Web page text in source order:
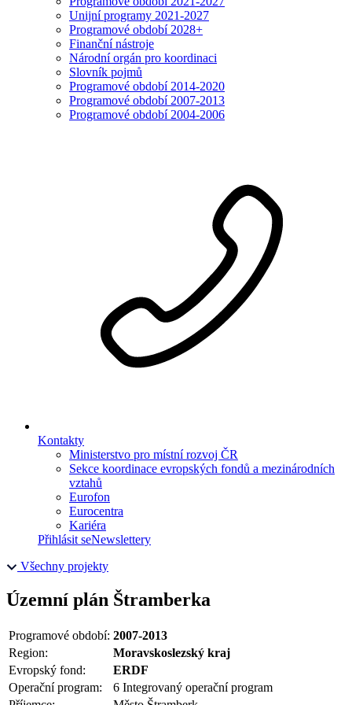
Unijní programy 2021-2027
Programové období 2028+
Finanční nástroje
Národní orgán pro koordinaci
Slovník pojmů
Programové období 2014-2020
Programové období 2007-2013
Programové období 2004-2006
Kontakty
Ministerstvo pro místní rozvoj ČR
Sekce koordinace evropských fondů a mezinárodních
vztahů
Eurofon
Eurocentra
Kariéra
Přihlásit seNewslettery
Všechny projekty
Územní plán Štramberka
Programové období: 2007-2013
Region:
Moravskoslezský kraj
Evropský fond:
ERDF
Operační program:
6 Integrovaný operační program